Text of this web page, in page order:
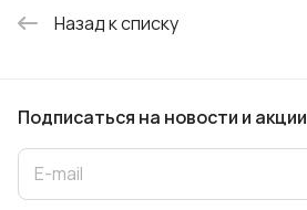
Назад к списку
Подписаться на новости и акции